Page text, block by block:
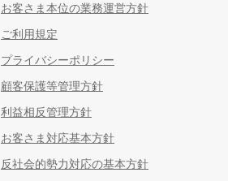
お客さま本位の業務運営方針
ご利用規定
プライバシーポリシー
顧客保護等管理方針
利益相反管理方針
お客さま対応基本方針
反社会的勢力対応の基本方針